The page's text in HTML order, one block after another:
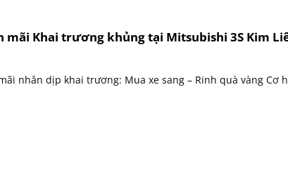
mãi Khai trương khủng tại Mitsubishi 3S Kim
nhân dịp khai trương: Mua xe sang – Rinh quà vàng Cơ